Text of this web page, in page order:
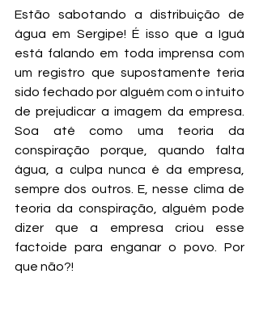
Estão sabotando a distribuição de
água em Sergipe! É isso que a Iguá
está falando em toda imprensa com
um registro que supostamente teria
sido fechado por alguém com o intuito
de prejudicar a imagem da empresa.
Soa até como uma teoria da
conspiração porque, quando falta
água, a culpa nunca é da empresa,
sempre dos outros. E, nesse clima de
teoria da conspiração, alguém pode
dizer que a empresa criou esse
factoide para enganar o povo. Por
que não?!